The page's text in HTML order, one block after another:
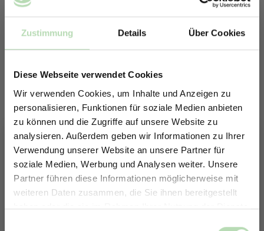
Zustimmung Details Über Cookies
Diese Webseite verwendet Cookies
Wir verwenden Cookies, um Inhalte und Anzeigen zu
personalisieren, Funktionen für soziale Medien anbieten
zu können und die Zugriffe auf unsere Website zu
analysieren. Außerdem geben wir Informationen zu Ihrer
Verwendung unserer Website an unsere Partner für
soziale Medien, Werbung und Analysen weiter. Unsere
Partner führen diese Informationen möglicherweise mit
weiteren Daten zusammen, die Sie ihnen bereitgestellt
haben oder die sie im Rahmen Ihrer Nutzung der Dienste
ERHALTE 5% RABATT AUF
DEINE RÜCKWÄNDE